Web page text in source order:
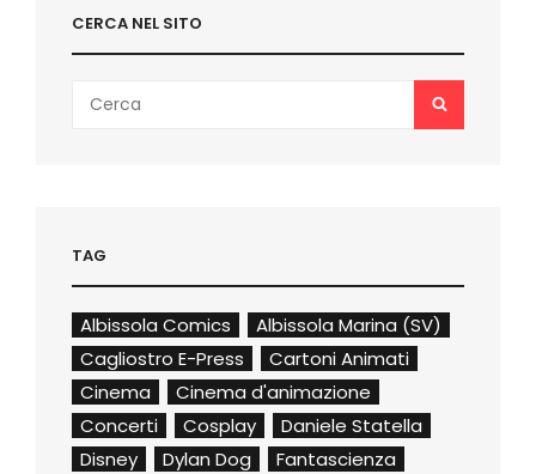
CERCA NEL SITO
for:
SEARCH
TAG
Albissola Comics
Albissola Marina (SV)
Cagliostro E-Press
Cartoni Animati
Cinema
Cinema d'animazione
Concerti
Cosplay
Daniele Statella
Disney
Dylan Dog
Fantascienza